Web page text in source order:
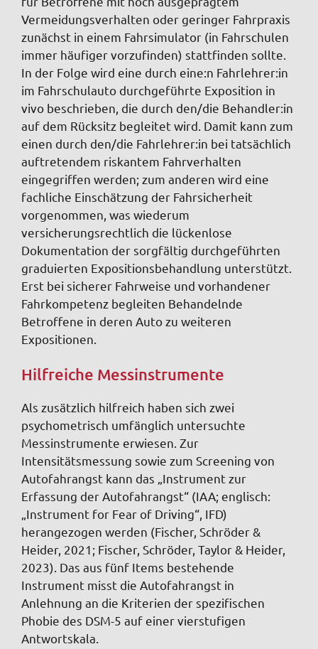
Vermeidungsverhalten oder geringer Fahrpraxis
zunächst in einem Fahrsimulator (in Fahrschulen
immer häufiger vorzufinden) stattfinden sollte.
In der Folge wird eine durch eine:n Fahrlehrer:in
im Fahrschulauto durchgeführte Exposition in
vivo beschrieben, die durch den/die Behandler:in
auf dem Rücksitz begleitet wird. Damit kann zum
einen durch den/die Fahrlehrer:in bei tatsächlich
auftretendem riskantem Fahrverhalten
eingegriffen werden; zum anderen wird eine
fachliche Einschätzung der Fahrsicherheit
vorgenommen, was wiederum
versicherungsrechtlich die lückenlose
Dokumentation der sorgfältig durchgeführten
graduierten Expositionsbehandlung unterstützt.
Erst bei sicherer Fahrweise und vorhandener
Fahrkompetenz begleiten Behandelnde
Betroffene in deren Auto zu weiteren
Expositionen.
Hilfreiche Messinstrumente
Als zusätzlich hilfreich haben sich zwei
psychometrisch umfänglich untersuchte
Messinstrumente erwiesen. Zur
Intensitätsmessung sowie zum Screening von
Autofahrangst kann das „Instrument zur
Erfassung der Autofahrangst“ (IAA; englisch:
„Instrument for Fear of Driving“, IFD)
herangezogen werden (Fischer, Schröder &
Heider, 2021; Fischer, Schröder, Taylor & Heider,
2023). Das aus fünf Items bestehende
Instrument misst die Autofahrangst in
Anlehnung an die Kriterien der spezifischen
Phobie des DSM-5 auf einer vierstufigen
Antwortskala.